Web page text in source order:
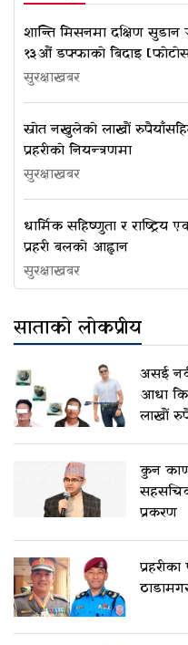
शान्ति मिसनमा दक्षिण सुडान
१३औं डफ्फाको बिदाइ
सुरक्षाखबर
स्रोत नखुलेको लाखौं
प्रहरीको नियन्त्रणमा
सुरक्षाखबर
धार्मिक सहिष्णुता र राष्ट्रिय
प्रहरी बलको आह्वान
सुरक्षाखबर
साताको लोकप्रीय
असई
आधा
लाखौं
कुन
सहसचिव
प्रकरण